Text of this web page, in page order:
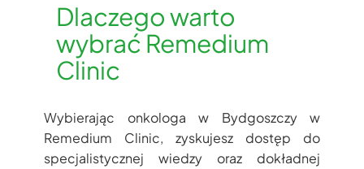
Dlaczego warto
wybrać Remedium
Clinic
Wybierając onkologa w Bydgoszczy w
Remedium Clinic, zyskujesz dostęp do
specjalistycznej wiedzy oraz dokładnej